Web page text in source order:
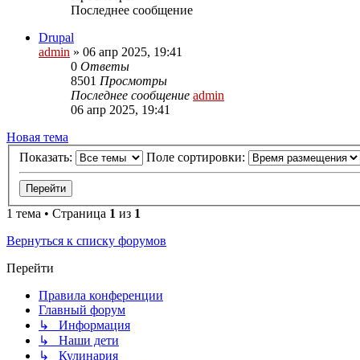
Последнее сообщение
Drupal
admin » 06 апр 2025, 19:41
0 Ответы
8501 Просмотры
Последнее сообщение admin
06 апр 2025, 19:41
Новая тема
Показать:
Поле сортировки:
1 тема • Страница 1 из 1
Вернуться к списку форумов
Перейти
Правила конференции
Главный форум
↳ Информация
↳ Наши дети
↳ Кулинария